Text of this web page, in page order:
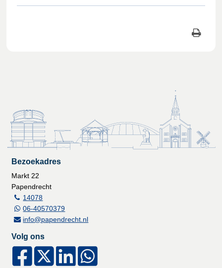
Bezoekadres
Markt 22
Papendrecht
14078
06-40570379
info@papendrecht.nl
Volg ons